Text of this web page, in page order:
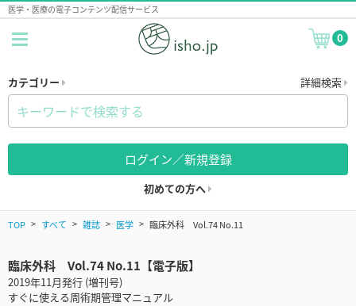
医学・医療の電子コンテンツ配信サービス
0
カテゴリー 詳細検索
ログイン／新規登録
初めての方へ
TOP すべて 雑誌 医学 臨床外科 Vol.74 No.11
臨床外科 Vol.74 No.11【電子版】
2019年11月発行 (増刊号)
すぐに使える周術期管理マニュアル